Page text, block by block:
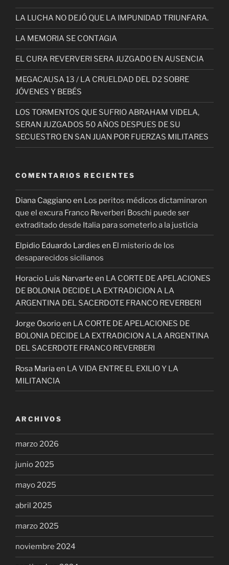
LA LUCHA NO DEJÓ QUE LA IMPUNIDAD TRIUNFARA.
LA MEMORIA SE CONTAGIA
EL CURA REVERVERI SERA JUZGADO EN AUSENCIA
MEGACAUSA 13 / LA CRUELDAD DEL D2 SOBRE
JÓVENES Y BEBÉS
LOS TORMENTOS QUE SUFRIO ABRAHAM VIDELA,
SERAN JUZGADOS 50 AÑOS DESPUES DE SU
SECUESTRO EN SAN JUAN POR FUERZAS MILITARES
COMENTARIOS RECIENTES
Diana Caggianoen Los peritos médicos dictaminaron
que el excura Franco Reverberi Boschi puede ser
extraditado desde Italia para someterlo a la justicia
Elpidio Eduardo Lardies en El misterio de los
desaparecidos sicilianos
Horacio Luis Narvarte en LA CORTE DE APELACIONES
DE BOLONIA DECIDE LA EXTRADICION A LA
ARGENTINA DEL SACERDOTE FRANCO REVERBERI
Jorge Osorioen LA CORTE DE APELACIONES DE
BOLONIA DECIDE LA EXTRADICION A LA ARGENTINA
DEL SACERDOTE FRANCO REVERBERI
Rosa Mariaen LA VIDA ENTRE EL EXILIO Y LA
MILITANCIA
ARCHIVOS
marzo 2026
junio 2025
mayo 2025
abril 2025
marzo 2025
noviembre 2024